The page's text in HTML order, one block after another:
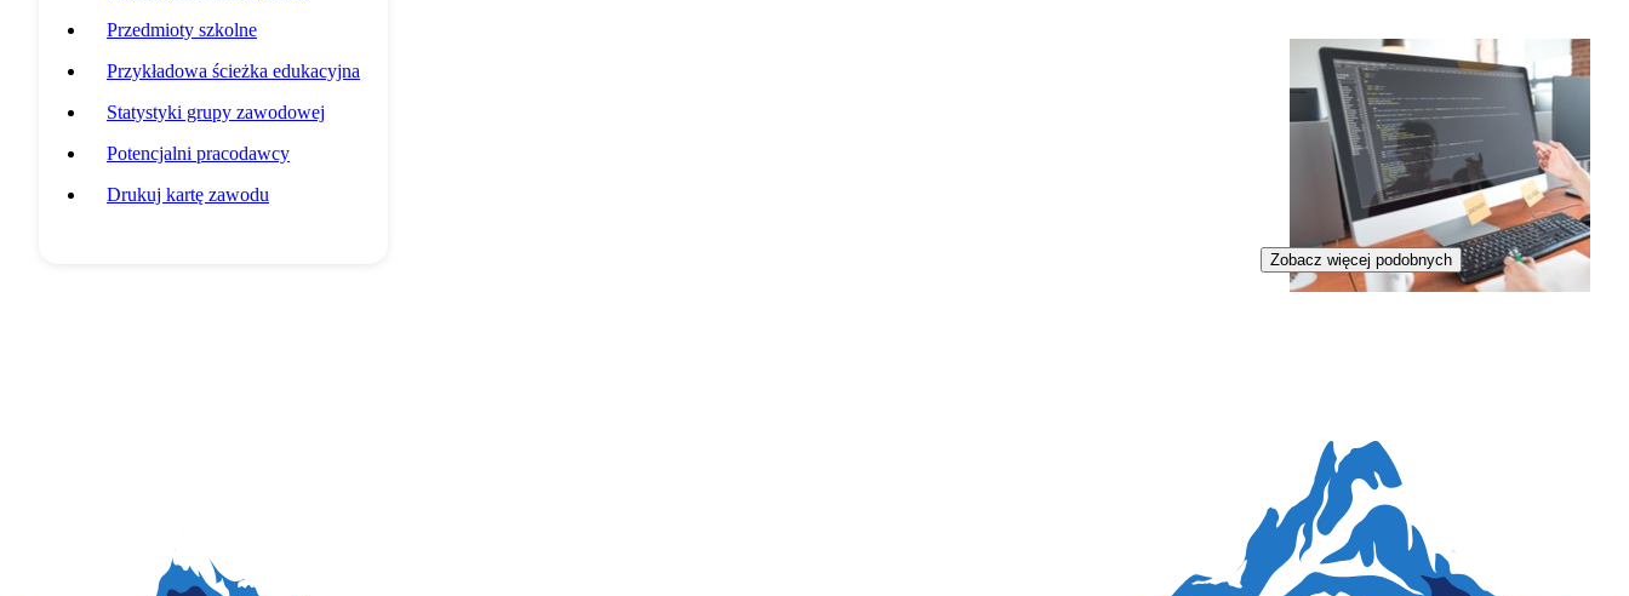
Przedmioty szkolne
Przykładowa ścieżka edukacyjna
Statystyki grupy zawodowej
Potencjalni pracodawcy
Drukuj kartę zawodu
Zobacz więcej podobnych